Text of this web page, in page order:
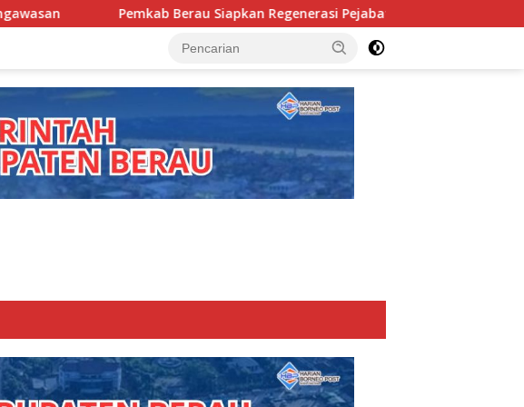
Pemkab Berau Siapkan Regenerasi Pejabat, Empat Kursi Kepala OPD Segera Diisi